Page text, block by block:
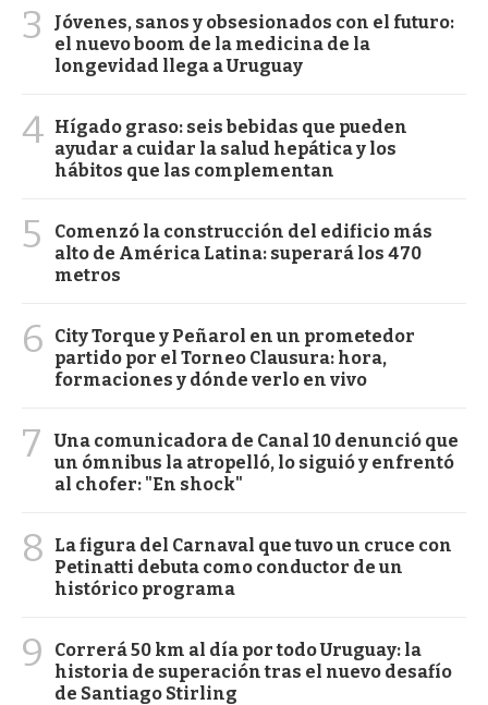
3
Jóvenes, sanos y obsesionados con el futuro:
el nuevo boom de la medicina de la
longevidad llega a Uruguay
4 Hígado graso: seis bebidas que pueden
ayudar a cuidar la salud hepática y los
hábitos que las complementan
5
Comenzó la construcción del edificio más
alto de América Latina: superará los 470
metros
6
City Torque y Peñarol en un prometedor
partido por el Torneo Clausura: hora,
formaciones y dónde verlo en vivo
7
Una comunicadora de Canal 10 denunció que
un ómnibus la atropelló, lo siguió y enfrentó
al chofer: "En shock"
8
La figura del Carnaval que tuvo un cruce con
Petinatti debuta como conductor de un
histórico programa
9
Correrá 50 km al día por todo Uruguay: la
historia de superación tras el nuevo desafío
de Santiago Stirling